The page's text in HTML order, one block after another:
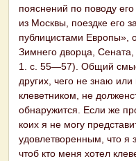
пояснений по поводу
из Москвы, поездке его
публицистами Европы»,
Зимнего дворца,
1. с. 55—57). Общий
других, чего не знаю
клеветником, не
обнаружится. Если же
коих я не могу
удовлетворенным, что я
чтоб кто меня хотел